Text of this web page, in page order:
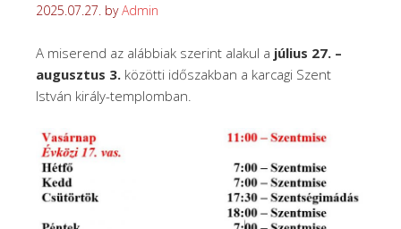
2025.07.27. byAdmin
A miserend az alábbiak szerint alakul a július 27. –
augusztus 3. közötti időszakban a karcagi Szent
István király-templomban.